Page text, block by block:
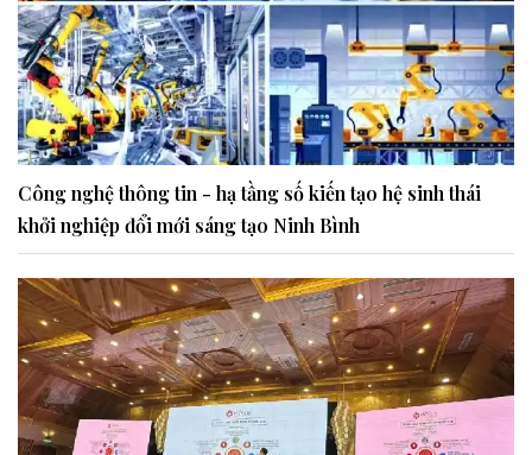
Công nghệ thông tin - hạ tầng số kiến tạo hệ sinh thái
khởi nghiệp đổi mới sáng tạo Ninh Bình